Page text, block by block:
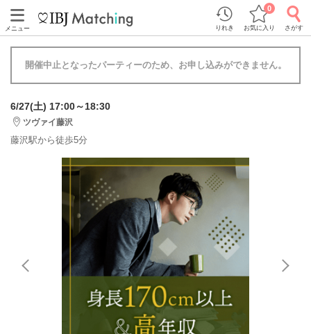
メニュー りれき お気に入り
0
さがす
開催中止となったパーティーのため、お申し込みができません。
6/27(土) 17:00～18:30
ツヴァイ藤沢
藤沢駅から徒歩5分